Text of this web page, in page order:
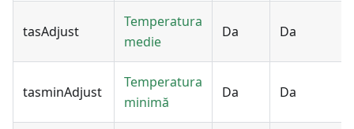
tasAdjust
Temperatura
medie
Da Da
tasminAdjust
Temperatura
minimă
Da Da